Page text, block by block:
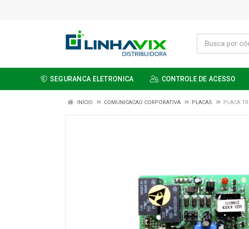
SEGURANCA ELETRONICA CONTROLE DE ACESSO
INÍCIO COMUNICACAO CORPORATIVA PLACAS PLACA